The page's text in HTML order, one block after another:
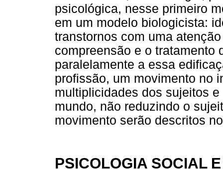
psicológica, nesse primeiro
em um modelo biologicista:
transtornos com uma
compreensão e o tratamento
paralelamente a essa
profissão, um movimento no
multiplicidades dos sujeitos
mundo, não reduzindo o
movimento serão descritos
PSICOLOGIA SOCIAL